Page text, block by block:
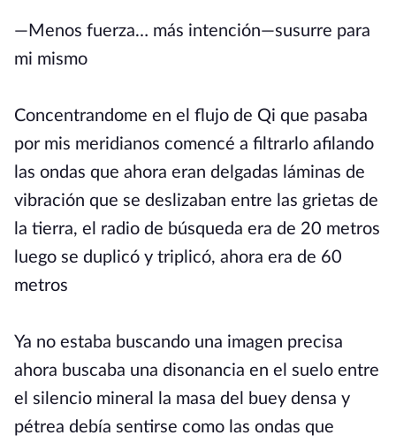
—Menos fuerza… más intención—susurre para
mi mismo
Concentrandome en el flujo de Qi que pasaba
por mis meridianos comencé a filtrarlo afilando
las ondas que ahora eran delgadas láminas de
vibración que se deslizaban entre las grietas de
la tierra, el radio de búsqueda era de 20 metros
luego se duplicó y triplicó, ahora era de 60
metros
Ya no estaba buscando una imagen precisa
ahora buscaba una disonancia en el suelo entre
el silencio mineral la masa del buey densa y
pétrea debía sentirse como las ondas que